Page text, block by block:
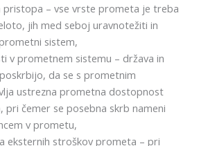
pristopa – vse vrste prometa je treba
jih med seboj uravnotežiti in
sistem,
v prometnem sistemu – država in
da se s prometnim
ustrezna prometna dostopnost
pri čemer se posebna skrb nameni
v prometu,
eksternih stroškov prometa – pri